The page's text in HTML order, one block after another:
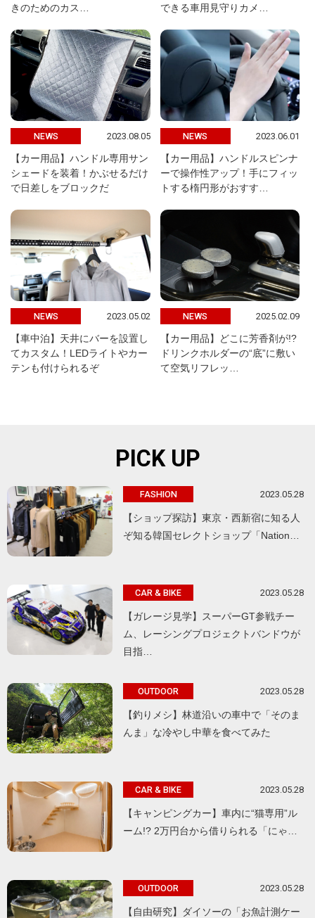
きのためのカス…
できる車用見守りカメ…
NEWS 2023.08.05
【カー用品】ハンドル専用サン
シェードを装着！かぶせるだけ
で日差しをブロックだ
NEWS 2023.06.01
【カー用品】ハンドルスピンナ
ーで操作性アップ！手にフィッ
トする楕円形がおすす…
NEWS 2023.05.02
【車中泊】天井にバーを設置し
てカスタム！LEDライトやカー
テンも付けられるぞ
NEWS 2025.02.09
【カー用品】どこに芳香剤が!?
ドリンクホルダーの“底”に敷い
て空気リフレッ…
PICK UP
FASHION 2023.05.28
【ショップ探訪】東京・西新宿に知る人
ぞ知る韓国セレクトショップ「Nation…
CAR & BIKE 2023.05.28
【ガレージ見学】スーパーGT参戦チー
ム、レーシングプロジェクトバンドウが
目指…
OUTDOOR 2023.05.28
【釣りメシ】林道沿いの車中で「そのま
んま」な冷やし中華を食べてみた
CAR & BIKE 2023.05.28
【キャンピングカー】車内に“猫専用”ル
ーム!? 2万円台から借りられる「にゃ…
OUTDOOR 2023.05.28
【自由研究】ダイソーの「お魚計測ケー